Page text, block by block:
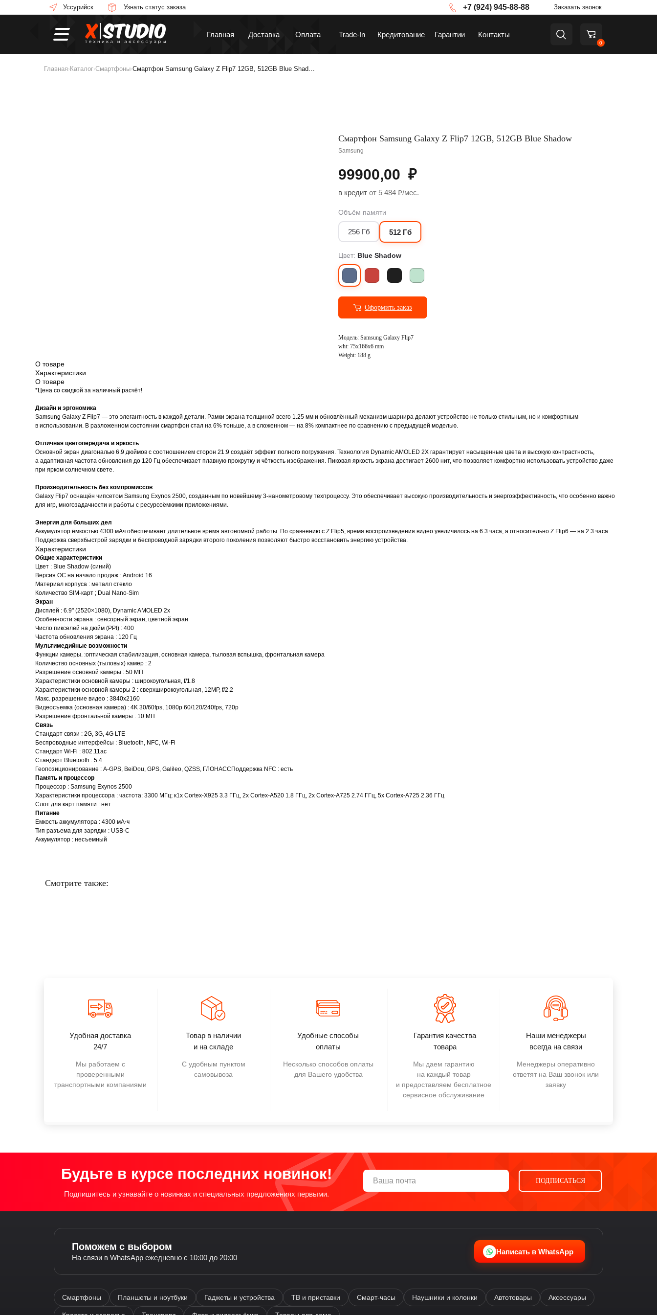
Главная Доставка Оплата Trade-In Кредитование Гарантии Контакты
Заказать звонок
+7 (924) 945-88-88
Узнать статус заказа
Уссурийск
0
Главная› Каталог›Смартфоны›Смартфон Samsung Galaxy Z Flip7 12GB, 512GB Blue Shad…
Смартфон Samsung Galaxy Z Flip7 12GB, 512GB Blue Shadow
Samsung
99900,00 ₽
в кредит от 5 484 ₽/мес.
Объём памяти
256 Гб 512 Гб
Цвет: Blue Shadow
Оформить заказ
Модель: Samsung Galaxy Flip7
wht: 75x166x6 mm
Weight: 188 g
О товаре
Характеристики
О товаре
*Цена со скидкой за наличный расчёт!
Дизайн и эргономика
Samsung Galaxy Z Flip7 — это элегантность в каждой детали. Рамки экрана толщиной всего 1.25 мм и обновлённый механизм шарнира делают устройство не только стильным, но и комфортным
в использовании. В разложенном состоянии смартфон стал на 6% тоньше, а в сложенном — на 8% компактнее по сравнению с предыдущей моделью.
Отличная цветопередача и яркость
Основной экран диагональю 6.9 дюймов с соотношением сторон 21:9 создаёт эффект полного погружения. Технология Dynamic AMOLED 2X гарантирует насыщенные цвета и высокую контрастность,
а адаптивная частота обновления до 120 Гц обеспечивает плавную прокрутку и чёткость изображения. Пиковая яркость экрана достигает 2600 нит, что позволяет комфортно использовать устройство даже
при ярком солнечном свете.
Производительность без компромиссов
Galaxy Flip7 оснащён чипсетом Samsung Exynos 2500, созданным по новейшему 3-нанометровому техпроцессу. Это обеспечивает высокую производительность и энергоэффективность, что особенно важно
для игр, многозадачности и работы с ресурсоёмкими приложениями.
Энергия для больших дел
Аккумулятор ёмкостью 4300 мАч обеспечивает длительное время автономной работы. По сравнению с Z Flip5, время воспроизведения видео увеличилось на 6.3 часа, а относительно Z Flip6 — на 2.3 часа.
Поддержка сверхбыстрой зарядки и беспроводной зарядки второго поколения позволяют быстро восстановить энергию устройства.
Характеристики
Общие характеристики
Цвет : Blue Shadow (синий)
Версия ОС на начало продаж : Android 16
Материал корпуса : металл стекло
Количество SIM-карт ; Dual Nano-Sim
Экран
Дисплей : 6.9" (2520×1080), Dynamic AMOLED 2x
Особенности экрана : сенсорный экран, цветной экран
Число пикселей на дюйм (PPI) : 400
Частота обновления экрана : 120 Гц
Мультимедийные возможности
Функции камеры. :оптическая стабилизация, основная камера, тыловая вспышка, фронтальная камера
Количество основных (тыловых) камер : 2
Разрешение основной камеры : 50 МП
Характеристики основной камеры : широкоугольная, f/1.8
Характеристики основной камеры 2 : сверхширокоугольная, 12MP, f/2.2
Макс. разрешение видео : 3840x2160
Видеосъемка (основная камера) : 4K 30/60fps, 1080p 60/120/240fps, 720p
Разрешение фронтальной камеры : 10 МП
Связь
Стандарт связи : 2G, 3G, 4G LTE
Беспроводные интерфейсы : Bluetooth, NFC, Wi-Fi
Стандарт Wi-Fi : 802.11ac
Стандарт Bluetooth : 5.4
Геопозиционирование : A-GPS, BeiDou, GPS, Galileo, QZSS, ГЛОНАССПоддержка NFC : есть
Память и процессор
Процессор : Samsung Exynos 2500
Характеристики процессора : частота: 3300 МГц; к1x Cortex-X925 3.3 ГГц, 2x Cortex-A520 1.8 ГГц, 2x Cortex-A725 2.74 ГГц, 5x Cortex-A725 2.36 ГГц
Слот для карт памяти : нет
Питание
Емкость аккумулятора : 4300 мА⋅ч
Тип разъема для зарядки : USB-C
Аккумулятор : несъемный
Смотрите также:
Удобная доставка
24/7
Товар в наличии
и на складе
Удобные способы
оплаты
Гарантия качества
товара
Наши менеджеры
всегда на связи
Мы работаем с
проверенными
транспортными компаниями
С удобным пунктом
самовывоза
Несколько способов оплаты
для Вашего удобства
Мы даем гарантию
на каждый товар
и предоставляем бесплатное
сервисное обслуживание
Менеджеры оперативно
ответят на Ваш звонок или
заявку
Будьте в курсе последних новинок!
Подпишитесь и узнавайте о новинках и специальных предложениях первыми.
ПОДПИСАТЬСЯ
Поможем с выбором
На связи в WhatsApp ежедневно с 10:00 до 20:00
Написать в WhatsApp
Смартфоны Планшеты и ноутбуки Гаджеты и устройства ТВ и приставки Смарт-часы Наушники и колонки Автотовары Аксессуары
Гаджеты и устройства ТВ и приставки
Автотовары
Здравствуйте! Я —